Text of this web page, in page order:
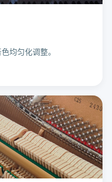
均匀化调整。